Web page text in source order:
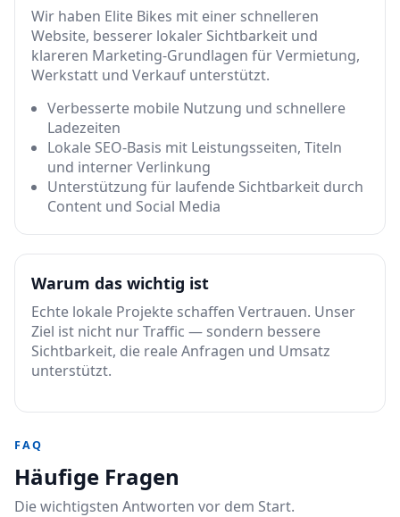
Wir haben Elite Bikes mit einer schnelleren
Website, besserer lokaler Sichtbarkeit und
klareren Marketing-Grundlagen für Vermietung,
Werkstatt und Verkauf unterstützt.
Verbesserte mobile Nutzung und schnellere
Ladezeiten
Lokale SEO-Basis mit Leistungsseiten, Titeln
und interner Verlinkung
Unterstützung für laufende Sichtbarkeit durch
Content und Social Media
Warum das wichtig ist
Echte lokale Projekte schaffen Vertrauen. Unser
Ziel ist nicht nur Traffic — sondern bessere
Sichtbarkeit, die reale Anfragen und Umsatz
unterstützt.
FAQ
Häufige Fragen
Die wichtigsten Antworten vor dem Start.